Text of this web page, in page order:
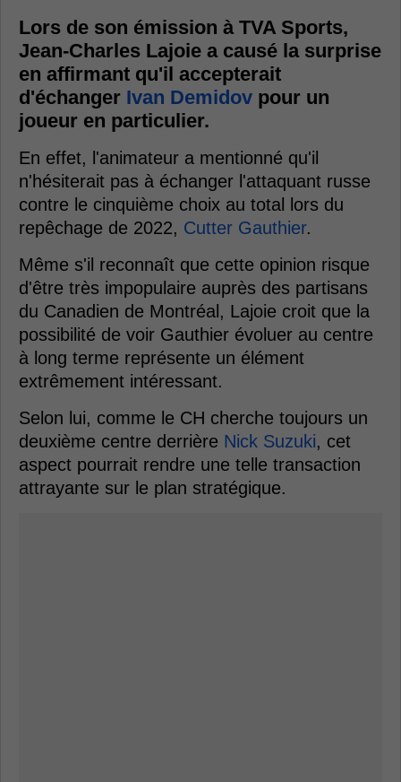
Lors de son émission à TVA Sports,
Jean-Charles Lajoie a causé la surprise
en affirmant qu'il accepterait
d'échanger Ivan Demidov pour un
joueur en particulier.
En effet, l'animateur a mentionné qu'il
n'hésiterait pas à échanger l'attaquant russe
contre le cinquième choix au total lors du
repêchage de 2022, Cutter Gauthier.
Même s'il reconnaît que cette opinion risque
d'être très impopulaire auprès des partisans
du Canadien de Montréal, Lajoie croit que la
possibilité de voir Gauthier évoluer au centre
à long terme représente un élément
extrêmement intéressant.
Selon lui, comme le CH cherche toujours un
deuxième centre derrière Nick Suzuki, cet
aspect pourrait rendre une telle transaction
attrayante sur le plan stratégique.